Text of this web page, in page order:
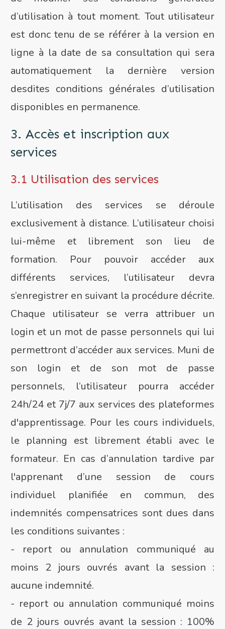
d’utilisation à tout moment. Tout utilisateur
est donc tenu de se référer à la version en
ligne à la date de sa consultation qui sera
automatiquement la dernière version
desdites conditions générales d’utilisation
disponibles en permanence.
3. Accès et inscription aux
services
3.1 Utilisation des services
L’utilisation des services se déroule
exclusivement à distance. L’utilisateur choisi
lui-même et librement son lieu de
formation. Pour pouvoir accéder aux
différents services, l’utilisateur devra
s’enregistrer en suivant la procédure décrite.
Chaque utilisateur se verra attribuer un
login et un mot de passe personnels qui lui
permettront d’accéder aux services. Muni de
son login et de son mot de passe
personnels, l’utilisateur pourra accéder
24h/24 et 7j/7 aux services des plateformes
d'apprentissage. Pour les cours individuels,
le planning est librement établi avec le
formateur. En cas d’annulation tardive par
l'apprenant d’une session de cours
individuel planifiée en commun, des
indemnités compensatrices sont dues dans
les conditions suivantes :
- report ou annulation communiqué au
moins 2 jours ouvrés avant la session :
aucune indemnité.
- report ou annulation communiqué moins
de 2 jours ouvrés avant la session : 100%